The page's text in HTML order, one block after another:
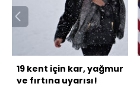
19 kent için kar, yağmur
ve fırtına uyarısı!